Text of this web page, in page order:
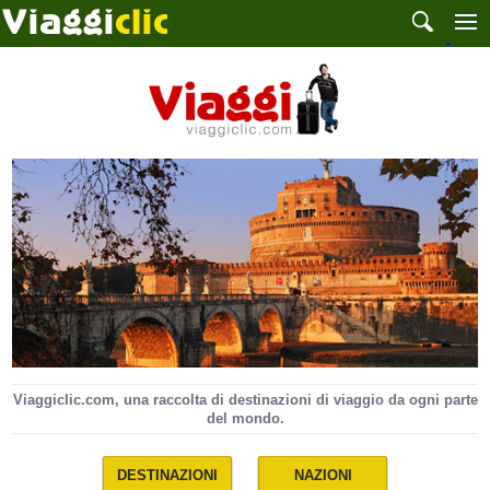
Viaggiclic.com, una raccolta di destinazioni di viaggio da ogni parte
del mondo.
DESTINAZIONI NAZIONI